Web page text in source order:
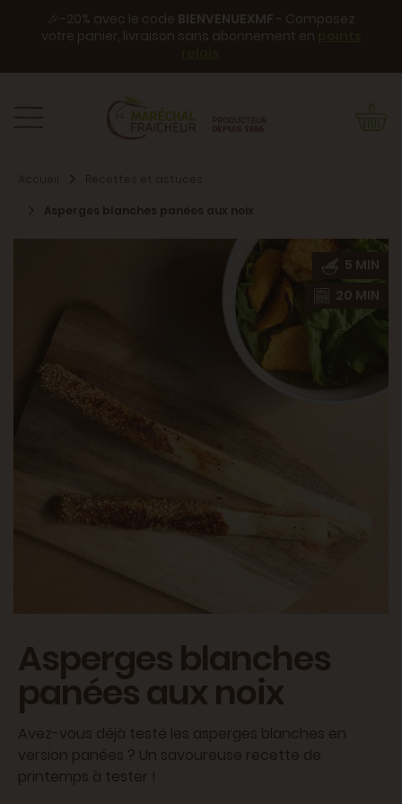
🎉-20% avec le code BIENVENUEXMF - Composez
votre panier, livraison sans abonnement en
.
Asperges blanches panées aux noix
5 MIN
20 MIN
Asperges blanches
panées aux noix
Avez-vous déjà testé les asperges blanches en
version panées ? Un savoureuse recette de
printemps à tester !